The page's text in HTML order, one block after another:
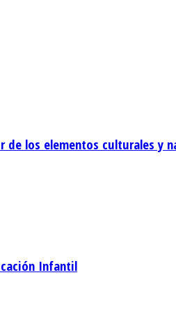
los elementos culturales y
Infantil